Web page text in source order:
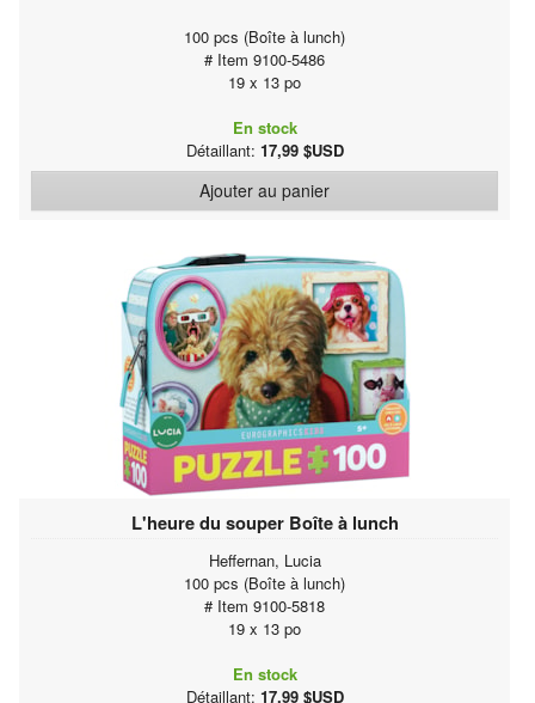
100 pcs (Boîte à lunch)
# Item 9100-5486
19 x 13 po
En stock
Détaillant: 17,99 $USD
Ajouter au panier
L'heure du souper Boîte à lunch
Heffernan, Lucia
100 pcs (Boîte à lunch)
# Item 9100-5818
19 x 13 po
En stock
Détaillant: 17,99 $USD